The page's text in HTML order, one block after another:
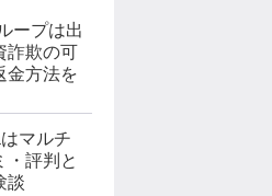
ープは出
詐欺の可
金方法を
マルチ
・評判と
談